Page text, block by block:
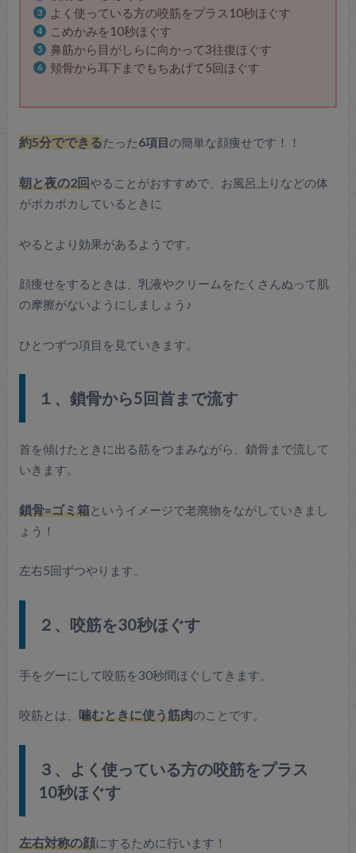
よく使っている方の咬筋をプラス10秒ほぐす
こめかみを10秒ほぐす
鼻筋から目がしらに向かって3往復ほぐす
頬骨から耳下までもちあげて5回ほぐす
約5分でできるたった6項目 の簡単な顔痩せです！！
朝と夜の2回やることがおすすめで、お風呂上りなどの体
がポカポカしているときに
やるとより効果があるようです。
顔痩せをするときは、乳液やクリームをたくさんぬって肌
の摩擦がないようにしましょう♪
ひとつずつ項目を見ていきます。
１、鎖骨から5回首まで流す
首を傾けたときに出る筋をつまみながら、鎖骨まで流して
いきます。
鎖骨=ゴミ箱というイメージで老廃物をながしていきまし
ょう！
左右5回ずつやります。
２、咬筋を30秒ほぐす
手をグーにして咬筋を30秒間ほぐしてきます。
咬筋とは、 噛むときに使う筋肉のことです。
３、よく使っている方の咬筋をプラス
10秒ほぐす
左右対称の顔にするために行います！